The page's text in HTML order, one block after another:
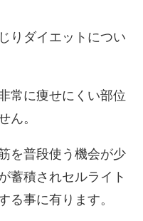
りダイエットについ
常に痩せにくい部位
ん。
を普段使う機会が少
蓄積されセルライト
る事に有ります。